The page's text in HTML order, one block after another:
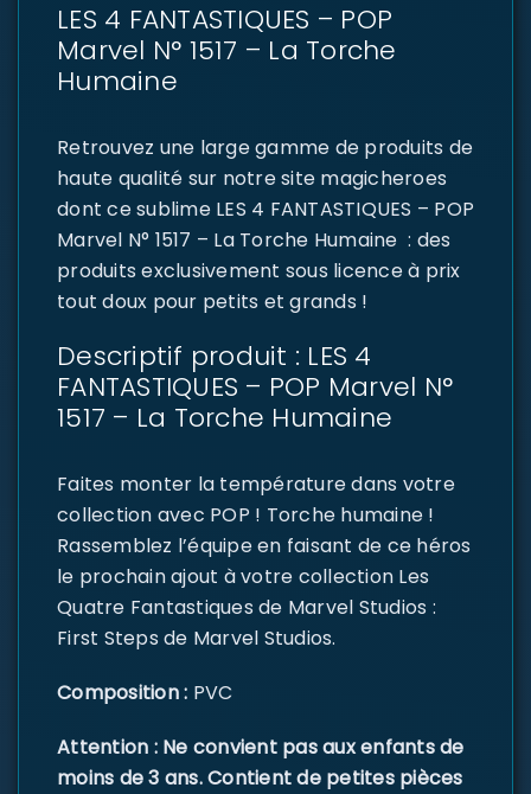
LES 4 FANTASTIQUES – POP
Marvel N° 1517 – La Torche
Humaine
Retrouvez une large gamme de produits de
haute qualité sur notre site magicheroes
dont ce sublime LES 4 FANTASTIQUES – POP
Marvel N° 1517 – La Torche Humaine : des
produits exclusivement sous licence à prix
tout doux pour petits et grands !
Descriptif produit : LES 4
FANTASTIQUES – POP Marvel N°
1517 – La Torche Humaine
Faites monter la température dans votre
collection avec POP ! Torche humaine !
Rassemblez l’équipe en faisant de ce héros
le prochain ajout à votre collection Les
Quatre Fantastiques de Marvel Studios :
First Steps de Marvel Studios.
Composition : PVC
Attention : Ne convient pas aux enfants de
moins de 3 ans. Contient de petites pièces